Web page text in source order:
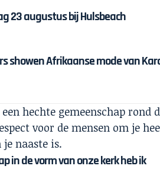
23 augustus bij Hulsbeach
showen Afrikaanse mode van
hechte gemeenschap rond
voor de mensen om je
naaste is.
in de vorm van onze kerk heb ik